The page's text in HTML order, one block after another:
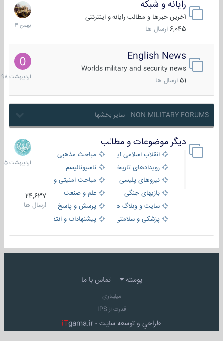
رایانه و شبکه
آخرین خبرها و مطالب رایانه و اینترنتی
6,045 ارسال ها
30
بهمن
1404
English News
Worlds military and security news
51 ارسال ها
10
1398
NON-MILITARY FORUMS - سایر بخشها
دیگر موضوعات و مطالب
انقلاب اسلامی ایران
مباحث مذهبی
رویدادهای تاریخی و مذهبیناسیونالیسم
نیروهای پلیسی
مباحث امنیتی و اطلاعاتی
بازیهای جنگی
علم و صنعت
سایت و وبلاگ ها
پرسش و پاسخ
پزشکی و سلامتی
پیشنهادات و انتقادات
24,637
ارسال ها
8
1405
پوسته تماس با ما
میلیتاری
قدرت از IPS
طراحي و توسعه سايت - iTgama.ir